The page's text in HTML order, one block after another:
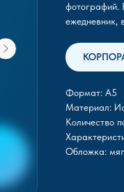
фотографий.
ежедневник,
Формат: А5
Материал:
Количество
Обложка: